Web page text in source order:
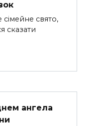
свято,
сказати
ангела